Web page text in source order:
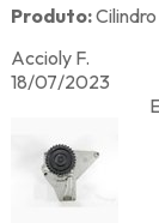
Produto:
Accioly F.
18/07/2023